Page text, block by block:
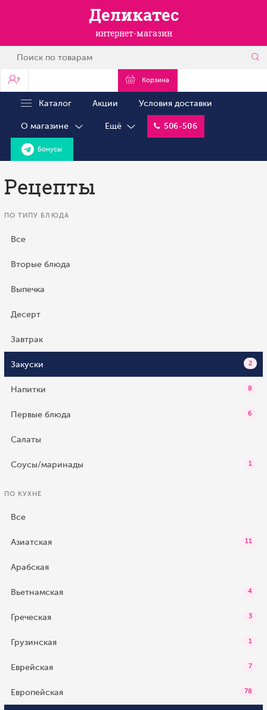
Деликатес
интернет-магазин
? Корзина
Каталог Акции Условия доставки
О магазине Ещё 506-506
Бонусы
Рецепты
ПО ТИПУ БЛЮДА
Все
Вторые блюда
Выпечка
Десерт
Завтрак
Закуски 2
Напитки 8
Первые блюда 6
Салаты
Соусы/маринады 1
ПО КУХНЕ
Все
Азиатская 11
Арабская
Вьетнамская 4
Греческая 3
Грузинская 1
Еврейская 7
Европейская 78